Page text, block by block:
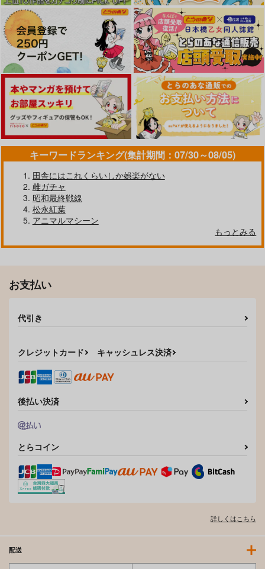
キーワードランキング(集計期間：07/30～08/05)
田舎にはこれくらいしか娯楽がない
雌ガチャ
昭和最終戦線
松永紅葉
アニマルマシーン
もっとみる
お支払い
代引き
クレジットカード キャッシュレス決済
後払い決済
とらコイン
詳しくはこちら
配送